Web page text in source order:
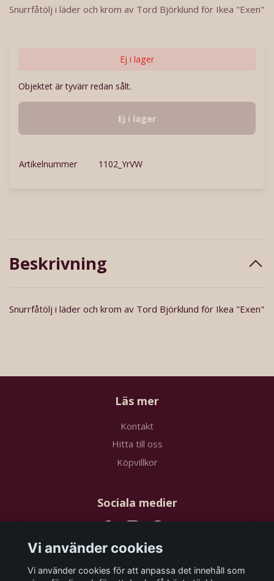
Snurrfåtölj i läder och krom av Tord Björklund för Ikea "Exen"
Ej i lager
Objektet är tyvärr redan sålt.
Ej i lager
Artikelnummer 1102_YrVW
Beskrivning
Snurrfåtölj i läder och krom av Tord Björklund för Ikea "Exen"
Läs mer
Kontakt
Hitta till oss
Köpvillkor
Sociala medier
Prenumerera på vårt nyhetsbrev
Vi använder cookies
Vi använder cookies för att anpassa det innehåll som